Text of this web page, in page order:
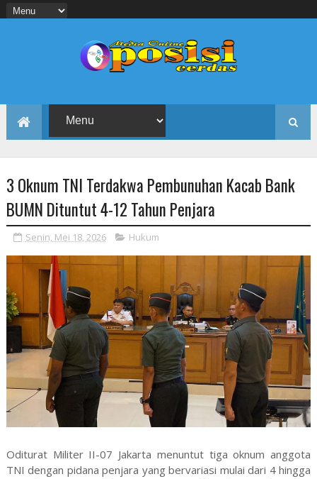
3 Oknum TNI Terdakwa Pembunuhan Kacab Bank
BUMN Dituntut 4-12 Tahun Penjara
Senin, Mei 18, 2026 Hukum
Oditurat Militer II-07 Jakarta menuntut tiga oknum anggota
TNI dengan pidana penjara yang bervariasi mulai dari 4 hingga